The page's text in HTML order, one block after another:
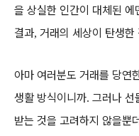
을 상실한 인간이 대체된
결과, 거래의 세상이 탄생한
아마 여러분도 거래를 당연
생활 방식이니까. 그러나 선
받는 것을 고려하지 않을뿐